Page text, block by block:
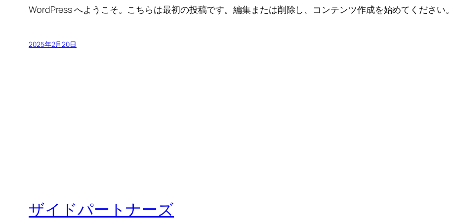
WordPress へようこそ。こちらは最初の投稿です。編集または削除し、コンテンツ作成を始めてください。
2025年2月20日
ザイドパートナーズ